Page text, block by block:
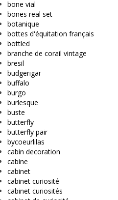
bone vial
bones real set
botanique
bottes d'équitation français
bottled
branche de corail vintage
bresil
budgerigar
buffalo
burgo
burlesque
buste
butterfly
butterfly pair
bycoeurlilas
cabin decoration
cabine
cabinet
cabinet curiosité
cabinet curiosités